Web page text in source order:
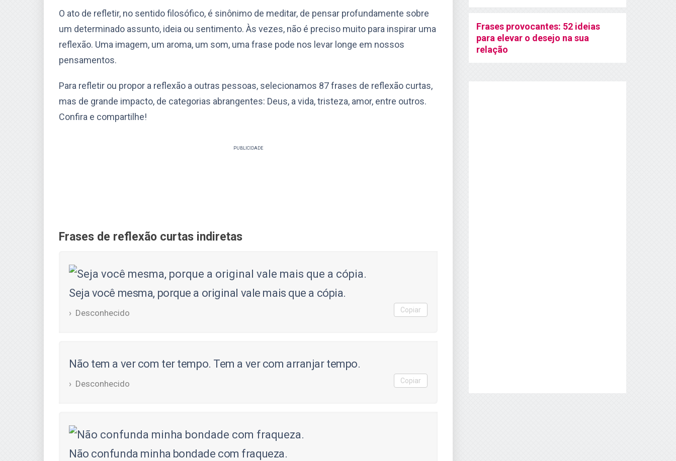
O ato de refletir, no sentido filosófico, é sinônimo de meditar, de pensar profundamente sobre
um determinado assunto, ideia ou sentimento. Às vezes, não é preciso muito para inspirar uma
reflexão. Uma imagem, um aroma, um som, uma frase pode nos levar longe em nossos
pensamentos.
Para refletir ou propor a reflexão a outras pessoas, selecionamos 87 frases de reflexão curtas,
mas de grande impacto, de categorias abrangentes: Deus, a vida, tristeza, amor, entre outros.
Confira e compartilhe!
PUBLICIDADE
Frases de reflexão curtas indiretas
Seja você mesma, porque a original vale mais que a cópia.
Desconhecido Copiar
Não tem a ver com ter tempo. Tem a ver com arranjar tempo.
Desconhecido Copiar
Não confunda minha bondade com fraqueza.
Frases provocantes: 52 ideias
para elevar o desejo na sua
relação